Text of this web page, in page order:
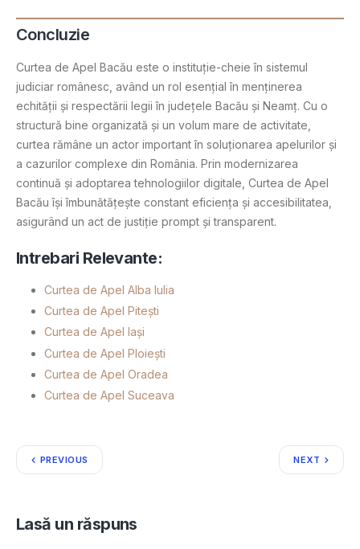
Concluzie
Curtea de Apel Bacău este o instituție-cheie în sistemul
judiciar românesc, având un rol esențial în menținerea
echității și respectării legii în județele Bacău și Neamț. Cu o
structură bine organizată și un volum mare de activitate,
curtea rămâne un actor important în soluționarea apelurilor și
a cazurilor complexe din România. Prin modernizarea
continuă și adoptarea tehnologiilor digitale, Curtea de Apel
Bacău își îmbunătățește constant eficiența și accesibilitatea,
asigurând un act de justiție prompt și transparent.
Intrebari Relevante:
Curtea de Apel Alba Iulia
Curtea de Apel Pitești
Curtea de Apel Iași
Curtea de Apel Ploiești
Curtea de Apel Oradea
Curtea de Apel Suceava
PREVIOUS NEXT
Lasă un răspuns